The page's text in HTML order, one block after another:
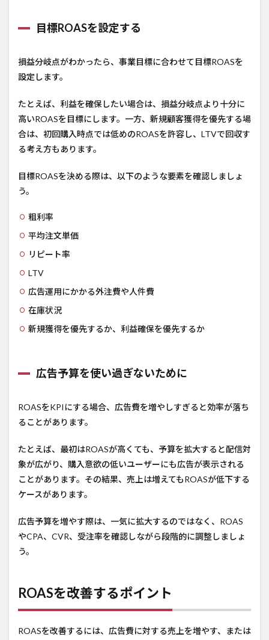
目標ROASを設定する
損益分岐点がわかったら、事業目標に合わせて目標ROASを
設定します。
たとえば、利益を確保したい場合は、損益分岐点より十分に
高いROASを目標にします。一方、新規顧客獲得を優先する場
合は、初回購入時点では低めのROASを許容し、LTVで回収す
る考え方もあります。
目標ROASを決める際は、以下のような要素を確認しましょ
う。
粗利率
平均注文単価
リピート率
LTV
広告運用にかかる外注費や人件費
在庫状況
新規獲得を優先するか、利益確保を優先するか
広告予算を使い過ぎないために
ROASをKPIにする場合、広告費を増やしすぎると効率が落ち
ることがあります。
たとえば、最初はROASが高くても、予算を拡大すると配信対
象が広がり、購入意欲の低いユーザーにも広告が表示される
ことがあります。その結果、売上は増えてもROASが低下する
ケースがあります。
広告予算を増やす際は、一気に拡大するのではなく、ROAS
やCPA、CVR、受注率を確認しながら段階的に調整しましょ
う。
ROASを改善するポイント
ROASを改善するには、広告費に対する売上を増やす、または